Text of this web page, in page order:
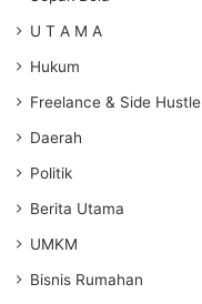
U T A M A
Hukum
Freelance & Side Hustle
Daerah
Politik
Berita Utama
UMKM
Bisnis Rumahan